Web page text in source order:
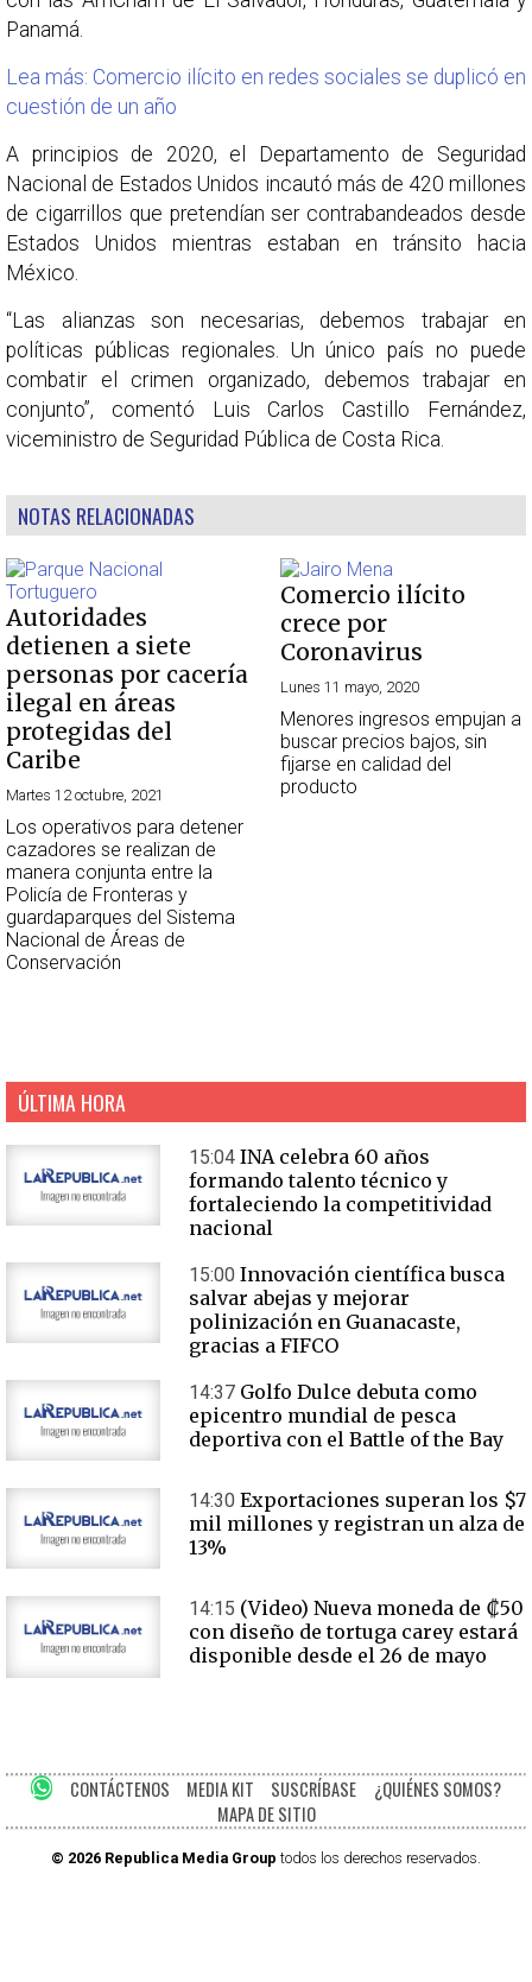
Panamá.
Lea más: Comercio ilícito en redes sociales se duplicó en
cuestión de un año
A principios de 2020, el Departamento de Seguridad
Nacional de Estados Unidos incautó más de 420 millones
de cigarrillos que pretendían ser contrabandeados desde
Estados Unidos mientras estaban en tránsito hacia
México.
“Las alianzas son necesarias, debemos trabajar en
políticas públicas regionales. Un único país no puede
combatir el crimen organizado, debemos trabajar en
conjunto”, comentó Luis Carlos Castillo Fernández,
viceministro de Seguridad Pública de Costa Rica.
NOTAS RELACIONADAS
Autoridades
detienen a siete
personas por cacería
ilegal en áreas
protegidas del
Caribe
Martes 12 octubre, 2021
Los operativos para detener
cazadores se realizan de
manera conjunta entre la
Policía de Fronteras y
guardaparques del Sistema
Nacional de Áreas de
Conservación
Comercio ilícito
crece por
Coronavirus
Lunes 11 mayo, 2020
Menores ingresos empujan a
buscar precios bajos, sin
fijarse en calidad del
producto
ÚLTIMA HORA
15:04 INA celebra 60 años
formando talento técnico y
fortaleciendo la competitividad
nacional
15:00 Innovación científica busca
salvar abejas y mejorar
polinización en Guanacaste,
gracias a FIFCO
14:37 Golfo Dulce debuta como
epicentro mundial de pesca
deportiva con el Battle of the Bay
14:30 Exportaciones superan los $7
mil millones y registran un alza de
13%
14:15 (Video) Nueva moneda de ₡50
con diseño de tortuga carey estará
disponible desde el 26 de mayo
CONTÁCTENOS MEDIA KIT SUSCRÍBASE
¿QUIÉNES SOMOS?
MAPA DE SITIO
© 2026 Republica Media Group todos los derechos reservados.